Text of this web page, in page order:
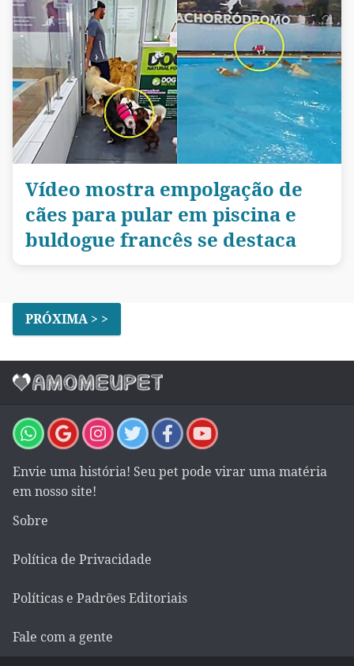
Vídeo mostra empolgação de
cães para pular em piscina e
buldogue francês se destaca
PRÓXIMA > >
Envie uma história! Seu pet pode virar uma matéria
em nosso site!
Sobre
Política de Privacidade
Políticas e Padrões Editoriais
Fale com a gente